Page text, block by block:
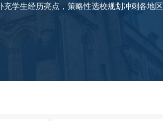
学生经历亮点，策略性选校规划冲刺各地区